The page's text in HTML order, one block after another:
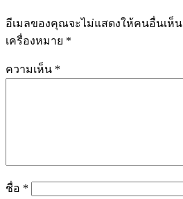
อีเมลของคุณจะไม่แสดงให้คนอื่นเห็น
เครื่องหมาย *
ความเห็น *
ชื่อ *